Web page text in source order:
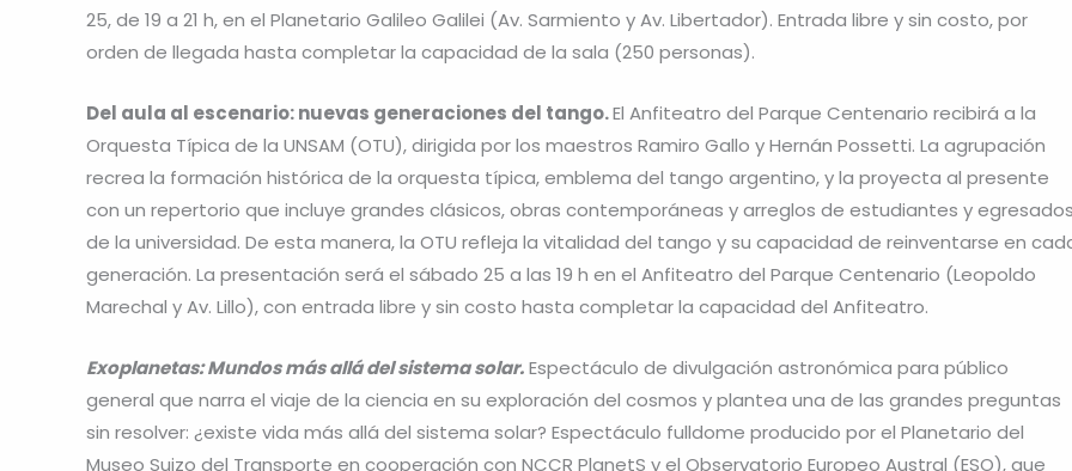
25, de 19 a 21 h, en el Planetario Galileo Galilei (Av. Sarmiento y Av. Libertador). Entrada libre y sin costo, por
orden de llegada hasta completar la capacidad de la sala (250 personas).
Del aula al escenario: nuevas generaciones del tango.El Anfiteatro del Parque Centenario recibirá a la
Orquesta Típica de la UNSAM (OTU), dirigida por los maestros Ramiro Gallo y Hernán Possetti. La agrupación
recrea la formación histórica de la orquesta típica, emblema del tango argentino, y la proyecta al presente
con un repertorio que incluye grandes clásicos, obras contemporáneas y arreglos de estudiantes y
de la universidad. De esta manera, la OTU refleja la vitalidad del tango y su capacidad de reinventarse en
generación. La presentación será el sábado 25 a las 19 h en el Anfiteatro del Parque Centenario (Leopoldo
Marechal y Av. Lillo), con entrada libre y sin costo hasta completar la capacidad del Anfiteatro.
Exoplanetas: Mundos más allá del sistema solar.Espectáculo de divulgación astronómica para público
general que narra el viaje de la ciencia en su exploración del cosmos y plantea una de las grandes preguntas
sin resolver: ¿existe vida más allá del sistema solar? Espectáculo fulldome producido por el Planetario del
Museo Suizo del Transporte en cooperación con NCCR PlanetS y el Observatorio Europeo Austral (ESO), que